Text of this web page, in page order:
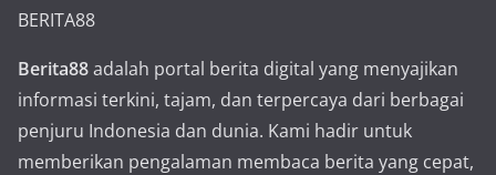
BERITA88
Berita88adalah portal berita digital yang menyajikan
informasi terkini, tajam, dan terpercaya dari berbagai
penjuru Indonesia dan dunia. Kami hadir untuk
memberikan pengalaman membaca berita yang cepat,